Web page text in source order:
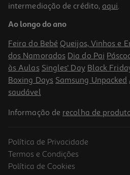
Insecticida Baygon Baratas 400ml
14.48 €/Lt
5,79 €
-25%
intermediação de crédito, aqui.
Ao longo do ano
Feira do Bebé Queijos, Vinhos e
dos Namorados Dia do Pai
às Aulas Singles' Day Black
Boxing Days Samsung Unpacked
saudável
Informação de recolha de
Política de Privacidade
Termos e Condições
Política de Cookies